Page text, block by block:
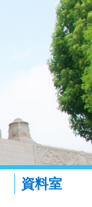
資料室